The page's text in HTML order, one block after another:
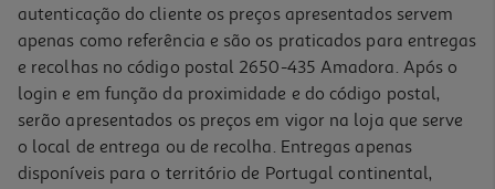
autenticação do cliente os preços apresentados servem
apenas como referência e são os praticados para entregas
e recolhas no código postal 2650-435 Amadora. Após o
login e em função da proximidade e do código postal,
serão apresentados os preços em vigor na loja que serve
o local de entrega ou de recolha. Entregas apenas
disponíveis para o território de Portugal continental,